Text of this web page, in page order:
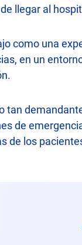
llegar al
como una
en un
tan
de
de los